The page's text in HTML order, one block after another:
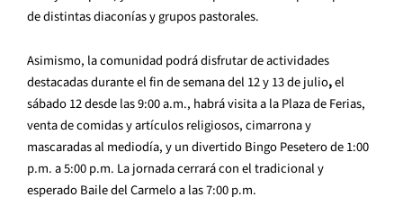
de distintas diaconías y grupos pastorales.
Asimismo, la comunidad podrá disfrutar de actividades
destacadas durante el fin de semana del 12 y 13 de julio,el
sábado12desde las 9:00 a.m., habrá visita a la Plaza de Ferias,
venta de comidas y artículos religiosos, cimarrona y
mascaradas al mediodía, y un divertido Bingo Pesetero de 1:00
p.m. a 5:00 p.m. La jornada cerrará con el tradicional y
esperado Baile del Carmelo a las 7:00 p.m.